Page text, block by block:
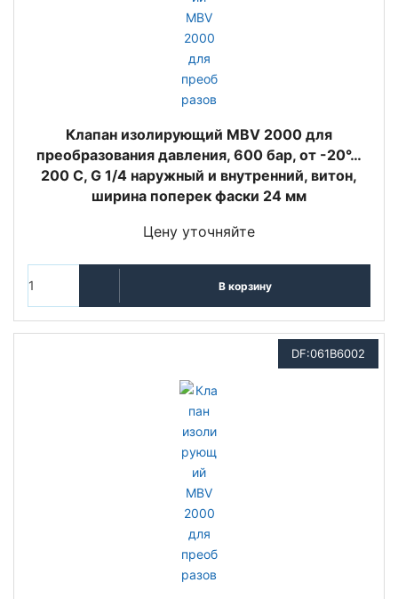
Клапан изолирующий MBV 2000 для
преобразования давления, 600 бар, от -20°…
200 C, G 1/4 наружный и внутренний, витон,
ширина поперек фаски 24 мм
Цену уточняйте
В корзину
DF:061B6002